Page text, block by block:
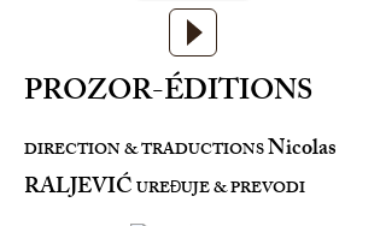
PROZOR-ÉDITIONS
DIRECTION & TRADUCTIONSNicolas
RALJEVIĆUREĐUJE & PREVODI